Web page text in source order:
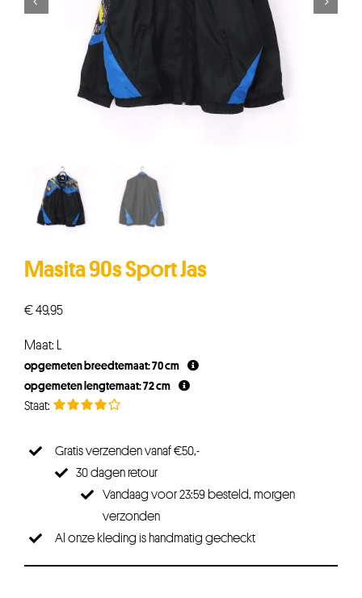
Masita 90s Sport Jas
€49,95
Maat: L
opgemeten breedtemaat: 70 cm
opgemeten lengtemaat: 72 cm
Gratis verzenden vanaf €50,-
30 dagen retour
Vandaag voor 23:59 besteld, morgen
verzonden
Al onze kleding is handmatig gecheckt